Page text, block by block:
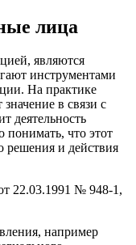
лица
являются
инструментами
На практике
в связи с
деятельность
понимать, что этот
решения и действия
22.03.1991 № 948-1,
например